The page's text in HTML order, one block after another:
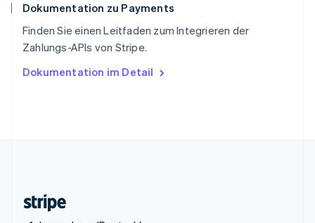
Dokumentation zu Payments
Finden Sie einen Leitfaden zum Integrieren der
Zahlungs-APIs von Stripe.
Dokumentation im Detail
Thailand
Tschechische Republik
English
English